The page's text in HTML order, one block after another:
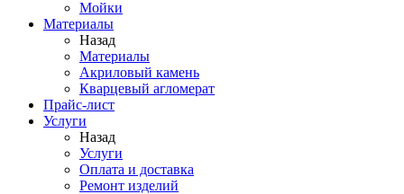
Мойки
Материалы
Назад
Материалы
Акриловый камень
Кварцевый агломерат
Прайс-лист
Услуги
Назад
Услуги
Оплата и доставка
Ремонт изделий